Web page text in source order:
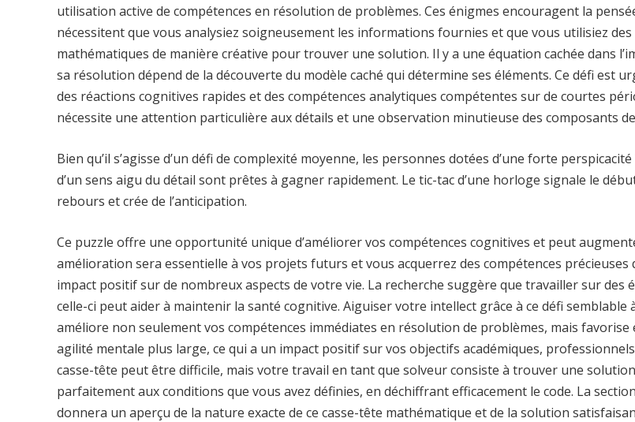
utilisation active de compétences en résolution de problèmes. Ces énigmes encouragent la
nécessitent que vous analysiez soigneusement les informations fournies et que vous utilisiez
mathématiques de manière créative pour trouver une solution. Il y a une équation cachée dans
sa résolution dépend de la découverte du modèle caché qui détermine ses éléments. Ce défi est
des réactions cognitives rapides et des compétences analytiques compétentes sur de courtes
nécessite une attention particulière aux détails et une observation minutieuse des composants de
Bien qu’il s’agisse d’un défi de complexité moyenne, les personnes dotées d’une forte
d’un sens aigu du détail sont prêtes à gagner rapidement. Le tic-tac d’une horloge signale le
rebours et crée de l’anticipation.
Ce puzzle offre une opportunité unique d’améliorer vos compétences cognitives et peut
amélioration sera essentielle à vos projets futurs et vous acquerrez des compétences
impact positif sur de nombreux aspects de votre vie. La recherche suggère que travailler sur des
celle-ci peut aider à maintenir la santé cognitive. Aiguiser votre intellect grâce à ce défi semblable
améliore non seulement vos compétences immédiates en résolution de problèmes, mais favorise
agilité mentale plus large, ce qui a un impact positif sur vos objectifs académiques,
casse-tête peut être difficile, mais votre travail en tant que solveur consiste à trouver une
parfaitement aux conditions que vous avez définies, en déchiffrant efficacement le code. La
donnera un aperçu de la nature exacte de ce casse-tête mathématique et de la solution